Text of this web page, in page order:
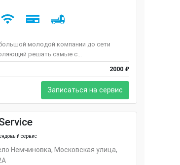
молодой компании до сети
решать самые с...
2000 ₽
Записаться на сервис
сервис
Немчиновка, Московская улица,